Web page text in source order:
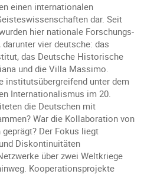
einen internationalen
dar. Seit
hier nationale Forschungs-
vier deutsche: das
das Deutsche Historische
und die Villa Massimo.
institutsübergreifend unter dem
Internationalismus im 20.
die Deutschen mit
War die Kollaboration von
Der Fokus liegt
Diskontinuitäten
über zwei Weltkriege
Kooperationsprojekte